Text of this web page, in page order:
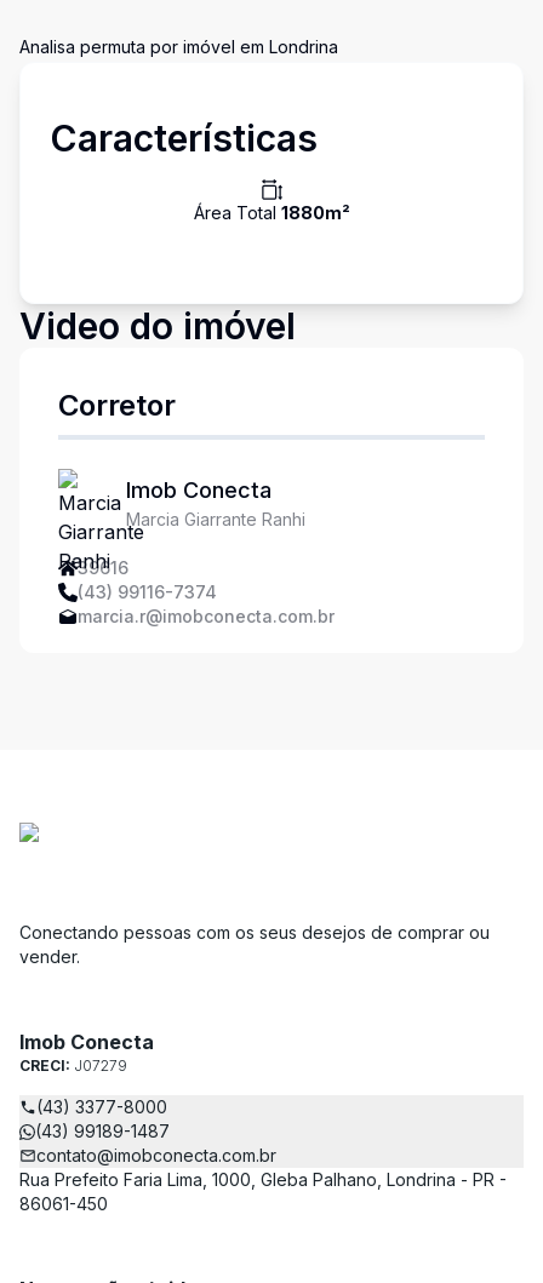
Analisa permuta por imóvel em Londrina
Características
Área Total 1880m²
Video do imóvel
Corretor
Imob Conecta
Marcia Giarrante Ranhi
39616
(43) 99116-7374
marcia.r@imobconecta.com.br
Conectando pessoas com os seus desejos de comprar ou
vender.
Imob Conecta
CRECI: J07279
(43) 3377-8000
(43) 99189-1487
contato@imobconecta.com.br
Rua Prefeito Faria Lima, 1000, Gleba Palhano, Londrina - PR -
86061-450